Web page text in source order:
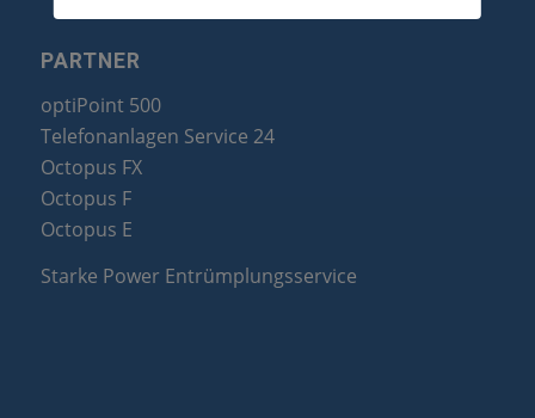
PARTNER
optiPoint 500
Telefonanlagen Service 24
Octopus FX
Octopus F
Octopus E
Starke Power Entrümplungsservice